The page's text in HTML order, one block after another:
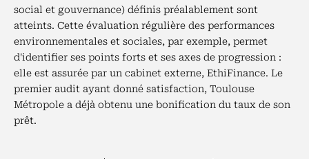
social et gouvernance) définis préalablement sont
atteints. Cette évaluation régulière des performances
environnementales et sociales, par exemple, permet
d'identifier ses points forts et ses axes de progression :
elle est assurée par un cabinet externe, EthiFinance. Le
premier audit ayant donné satisfaction, Toulouse
Métropole a déjà obtenu une bonification du taux de son
prêt.